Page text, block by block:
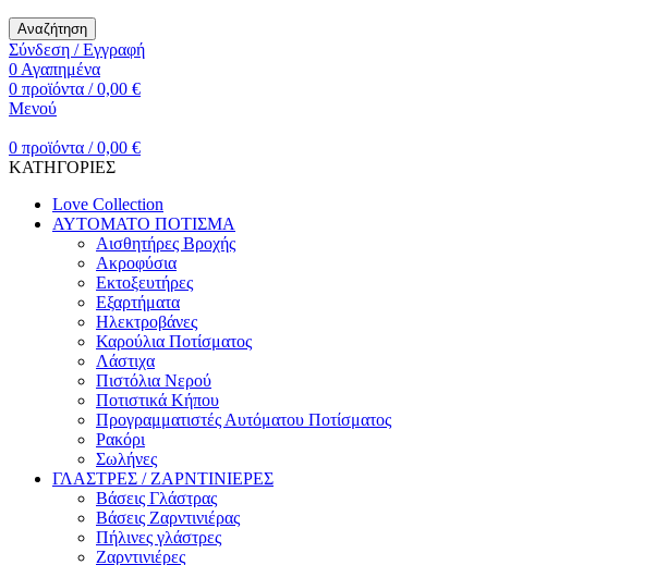
Αναζήτηση
Σύνδεση / Εγγραφή
0 Αγαπημένα
0 προϊόντα / 0,00 €
Μενού
0 προϊόντα / 0,00 €
ΚΑΤΗΓΟΡΙΕΣ
Love Collection
ΑΥΤΟΜΑΤΟ ΠΟΤΙΣΜΑ
Αισθητήρες Βροχής
Ακροφύσια
Εκτοξευτήρες
Εξαρτήματα
Ηλεκτροβάνες
Καρούλια Ποτίσματος
Λάστιχα
Πιστόλια Νερού
Ποτιστικά Κήπου
Προγραμματιστές Αυτόματου Ποτίσματος
Ρακόρι
Σωλήνες
ΓΛΑΣΤΡΕΣ / ΖΑΡΝΤΙΝΙΕΡΕΣ
Βάσεις Γλάστρας
Βάσεις Ζαρντινιέρας
Πήλινες γλάστρες
Ζαρντινιέρες